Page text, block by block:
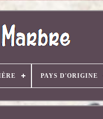
PAYS D'ORIGINE